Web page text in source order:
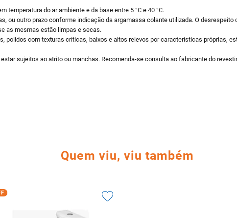
temperatura do ar ambiente e da base entre 5 °C e 40 °C.
ou outro prazo conforme indicação da argamassa colante utilizada. O
as mesmas estão limpas e secas.
polidos com texturas críticas, baixos e altos relevos por características próprias,
sujeitos ao atrito ou manchas. Recomenda-se consulta ao fabricante do
Quem viu, viu também